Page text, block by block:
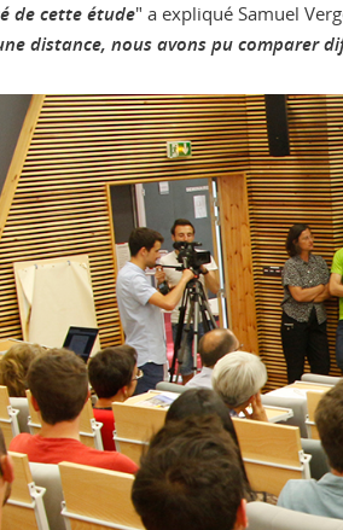
de cette étude" a expliqué Samuel
distance, nous avons pu comparer